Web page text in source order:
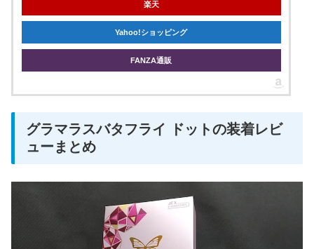
楽天
Yahoo!ショッピング
FANZA通販
グラマラスバタフライ ドットの装着レビ
ューまとめ